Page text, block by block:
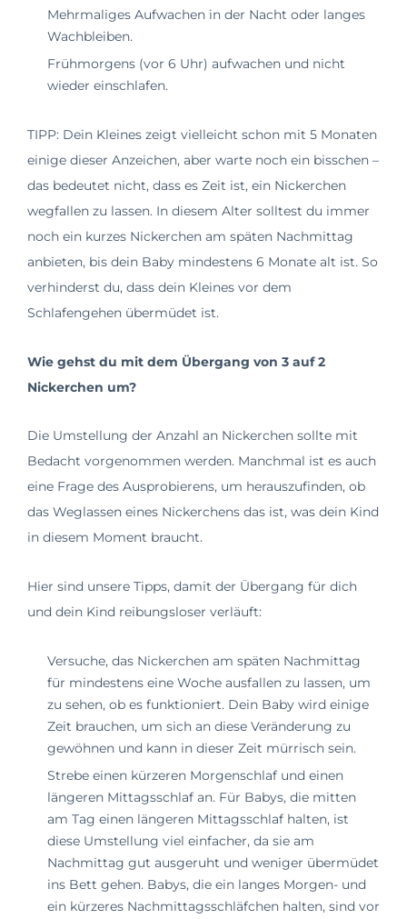
Mehrmaliges Aufwachen in der Nacht oder langes
Wachbleiben.
Frühmorgens (vor 6 Uhr) aufwachen und nicht
wieder einschlafen.
TIPP: Dein Kleines zeigt vielleicht schon mit 5 Monaten
einige dieser Anzeichen, aber warte noch ein bisschen –
das bedeutet nicht, dass es Zeit ist, ein Nickerchen
wegfallen zu lassen. In diesem Alter solltest du immer
noch ein kurzes Nickerchen am späten Nachmittag
anbieten, bis dein Baby mindestens 6 Monate alt ist. So
verhinderst du, dass dein Kleines vor dem
Schlafengehen übermüdet ist.
Wie gehst du mit dem Übergang von 3 auf 2
Nickerchen um?
Die Umstellung der Anzahl an Nickerchen sollte mit
Bedacht vorgenommen werden. Manchmal ist es auch
eine Frage des Ausprobierens, um herauszufinden, ob
das Weglassen eines Nickerchens das ist, was dein Kind
in diesem Moment braucht.
Hier sind unsere Tipps, damit der Übergang für dich
und dein Kind reibungsloser verläuft:
Versuche, das Nickerchen am späten Nachmittag
für mindestens eine Woche ausfallen zu lassen, um
zu sehen, ob es funktioniert. Dein Baby wird einige
Zeit brauchen, um sich an diese Veränderung zu
gewöhnen und kann in dieser Zeit mürrisch sein.
Strebe einen kürzeren Morgenschlaf und einen
längeren Mittagsschlaf an. Für Babys, die mitten
am Tag einen längeren Mittagsschlaf halten, ist
diese Umstellung viel einfacher, da sie am
Nachmittag gut ausgeruht und weniger übermüdet
ins Bett gehen. Babys, die ein langes Morgen- und
ein kürzeres Nachmittagsschläfchen halten, sind vor